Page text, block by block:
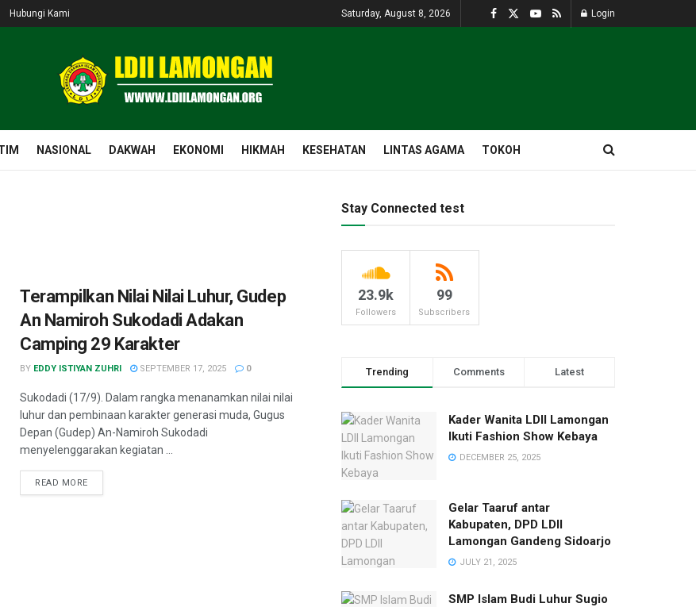
Hubungi Kami Saturday, August 8, 2026 Login
NASIONAL DAKWAH EKONOMI HIKMAH KESEHATAN LINTAS AGAMA TOKOH
Terampilkan Nilai Nilai Luhur, Gudep
An Namiroh Sukodadi Adakan
Camping 29 Karakter
BY EDDY ISTIYAN ZUHRI SEPTEMBER 17, 2025 0
Sukodadi (17/9). Dalam rangka menanamkan nilai nilai
luhur dan pembinaan karakter generasi muda, Gugus
Depan (Gudep) An-Namiroh Sukodadi
menyelenggarakan kegiatan ...
READ MORE
Stay Connected test
23.9k
Followers
99
Subscribers
Trending Comments Latest
Kader Wanita LDII Lamongan
Ikuti Fashion Show Kebaya
DECEMBER 25, 2025
Gelar Taaruf antar
Kabupaten, DPD LDII
Lamongan Gandeng Sidoarjo
JULY 21, 2025
SMP Islam Budi Luhur Sugio